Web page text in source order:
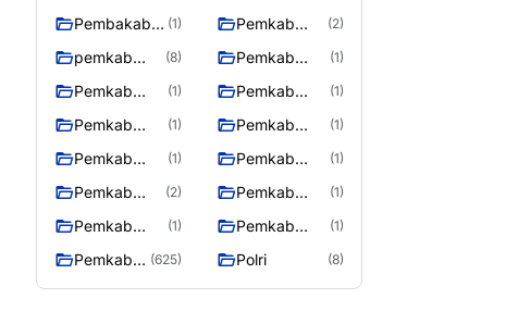
Pembakab
Raya
(1)
Pemkab
(2)
pemkab
(8)
Pemkab
08/2/2025
(1)
Pemkab
10/2/2025
(1)
Pemkab
11/2/2025
(1)
Pemkab
12/2/2025
(1)
Pemkab
13/2/2025
(1)
Pemkab
14/2/2025
(1)
Pemkab
17/2/2025
(1)
Pemkab
27/2/2025
(2)
Pemkab
28/2/2025
(1)
Pemkab
Muring Raya
(1)
Pemkab
(1)
Pemkab
(625) Polri (8)